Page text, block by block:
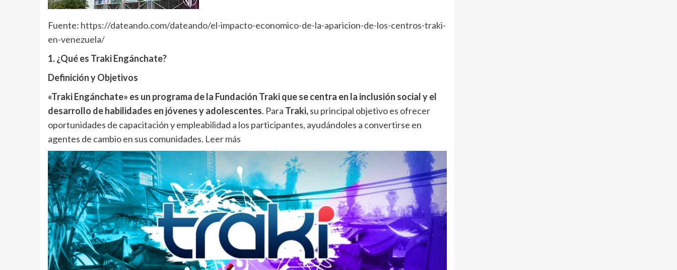
Fuente: https://dateando.com/dateando/el-impacto-economico-de-la-aparicion-de-los-centros-traki-
en-venezuela/
1. ¿Qué es Traki Engánchate?
Definición y Objetivos
«Traki Engánchate» es un programa de la Fundación Traki que se centra en la inclusión social y el
desarrollo de habilidades en jóvenes y adolescentes. Para Traki,su principal objetivo es ofrecer
oportunidades de capacitación y empleabilidad a los participantes, ayudándoles a convertirse en
agentes de cambio en sus comunidades. Leer más